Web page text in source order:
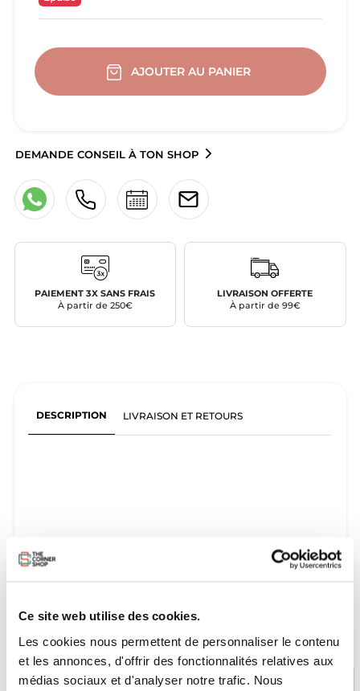
Ce site web utilise des cookies.
Les cookies nous permettent de personnaliser le contenu
et les annonces, d'offrir des fonctionnalités relatives aux
médias sociaux et d'analyser notre trafic. Nous
AJOUTER AU PANIER
DEMANDE CONSEIL À TON SHOP
PAIEMENT 3X SANS FRAIS
À partir de 250€
LIVRAISON OFFERTE
À partir de 99€
DESCRIPTION LIVRAISON ET RETOURS